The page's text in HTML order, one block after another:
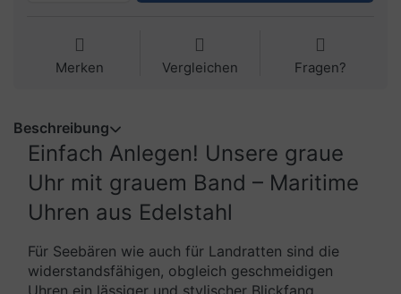
Merken Vergleichen Fragen?
Beschreibung
Einfach Anlegen! Unsere graue
Uhr mit grauem Band – Maritime
Uhren aus Edelstahl
Für Seebären wie auch für Landratten sind die
widerstandsfähigen, obgleich geschmeidigen